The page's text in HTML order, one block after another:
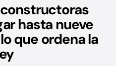
somos
hasta nueve
que ordena la